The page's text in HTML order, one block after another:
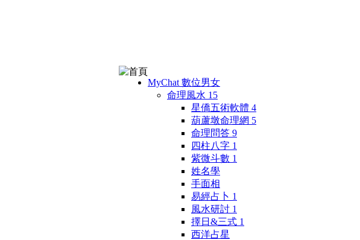
MyChat 數位男女
命理風水 15
星僑五術軟體 4
葫蘆墩命理網 5
命理問答 9
四柱八字 1
紫微斗數 1
姓名學
手面相
易經占卜 1
風水研討 1
擇日&三式 1
西洋占星